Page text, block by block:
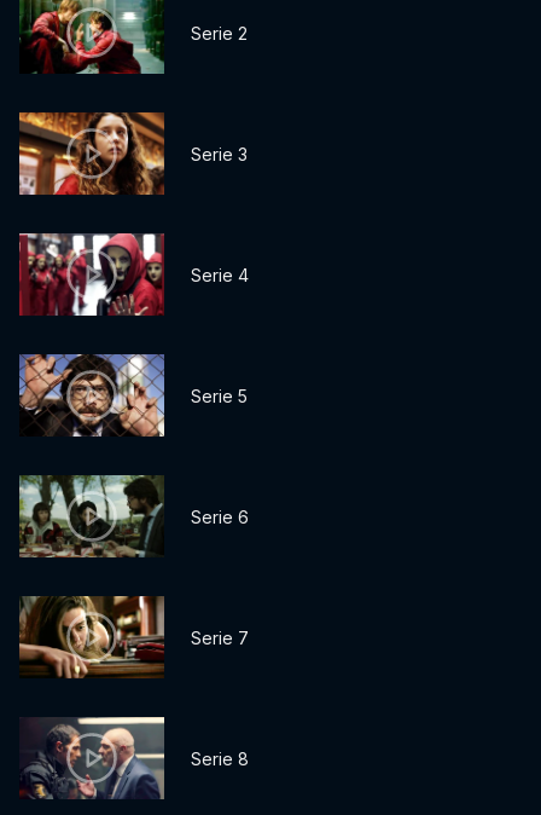
Serie 2
Serie 3
Serie 4
Serie 5
Serie 6
Serie 7
Serie 8